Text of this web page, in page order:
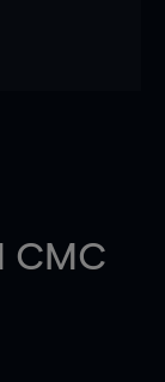
CMC